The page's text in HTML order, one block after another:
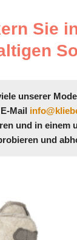
Sie
unserer
Mail
und in einem
und